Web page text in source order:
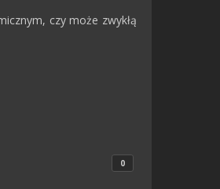
czy może zwykłą
0